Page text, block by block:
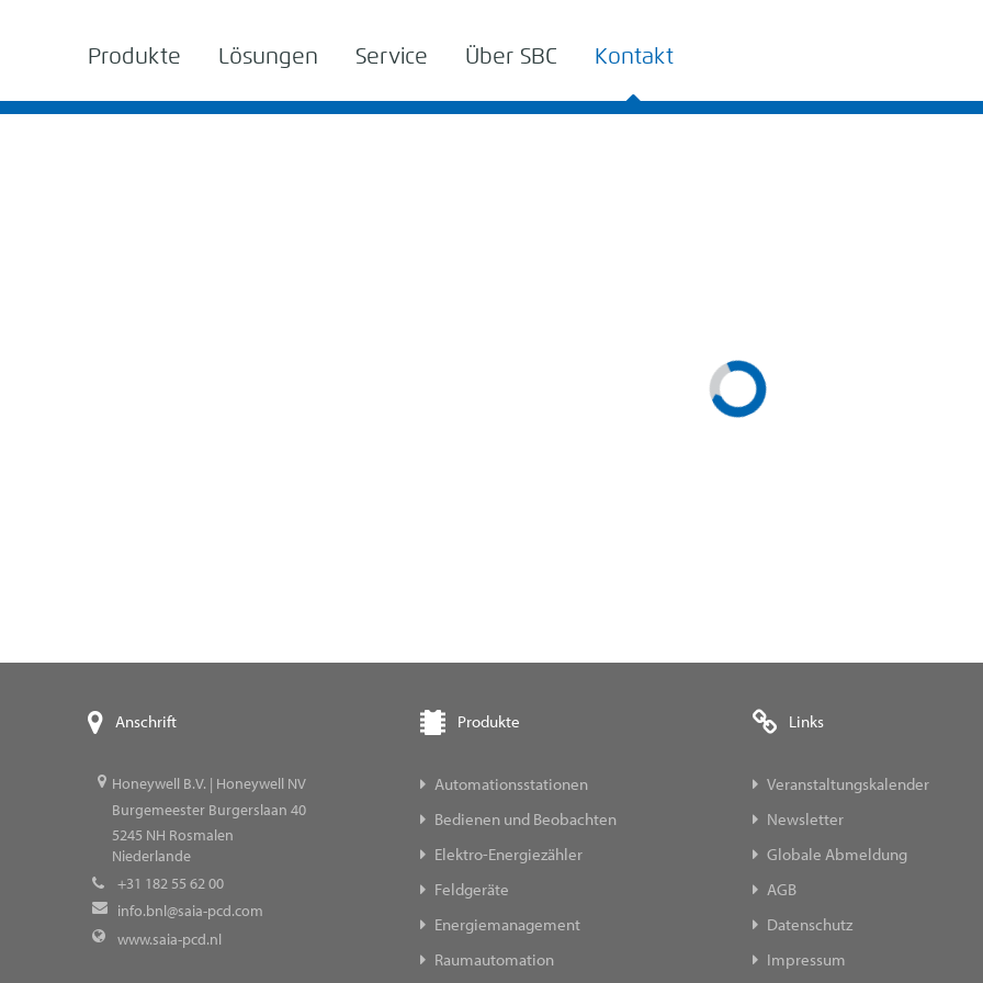
Produkte Lösungen Service Über SBC Kontakt
Anschrift
Honeywell B.V. | Honeywell NV
Burgemeester Burgerslaan 40
5245 NH Rosmalen
Niederlande
+31 182 55 62 00
info.bnl@saia-pcd.com
www.saia-pcd.nl
Produkte
Automationsstationen
Bedienen und Beobachten
Elektro-Energiezähler
Feldgeräte
Energiemanagement
Raumautomation
Links
Veranstaltungskalender
Newsletter
Globale Abmeldung
AGB
Datenschutz
Impressum